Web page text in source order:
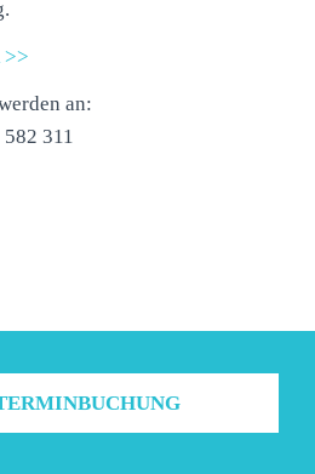
>>
an:
311